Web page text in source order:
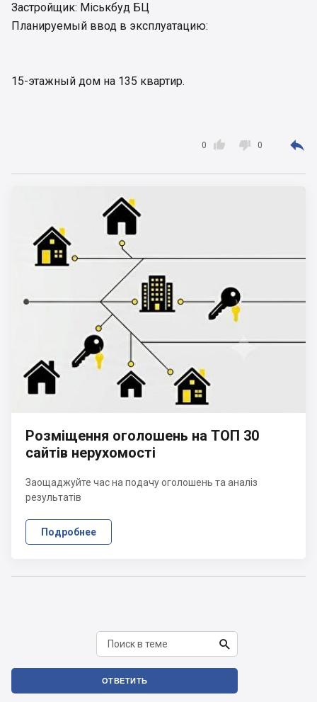
Застройщик: Міськбуд БЦ
Планируемый ввод в эксплуатацию:
15-этажный дом на 135 квартир.

0  0 
Розміщення оголошень на ТОП 30
сайтів нерухомості
Заощаджуйте час на подачу оголошень та аналіз
результатів
Подробнее

ОТВЕТИТЬ